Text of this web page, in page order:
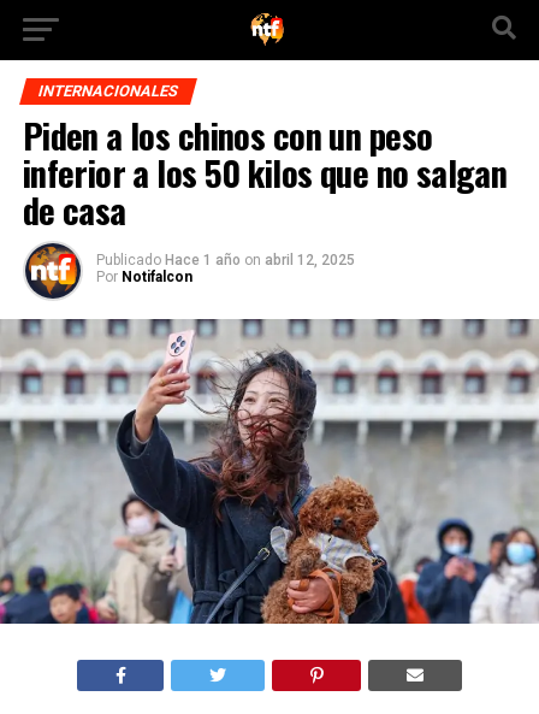
INTERNACIONALES
Piden a los chinos con un peso
inferior a los 50 kilos que no salgan
de casa
Publicado Hace 1 año on abril 12, 2025
Por Notifalcon